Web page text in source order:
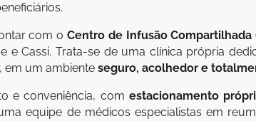
com o Centro de Infusão Compartilhada
e Cassi. Trata-se de uma clínica própria
em um ambiente seguro, acolhedor e
e conveniência, com estacionamento
equipe de médicos especialistas em